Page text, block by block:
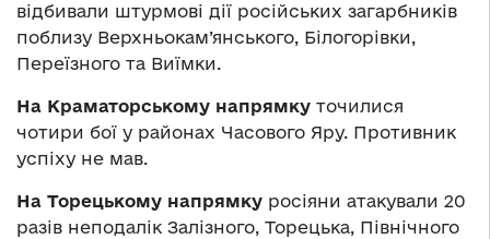
відбивали штурмові дії російських загарбників
поблизу Верхньокам’янського, Білогорівки,
Переїзного та Виїмки.
На Краматорському напрямку точилися
чотири бої у районах Часового Яру. Противник
успіху не мав.
На Торецькому напрямку росіяни атакували 20
разів неподалік Залізного, Торецька, Північного